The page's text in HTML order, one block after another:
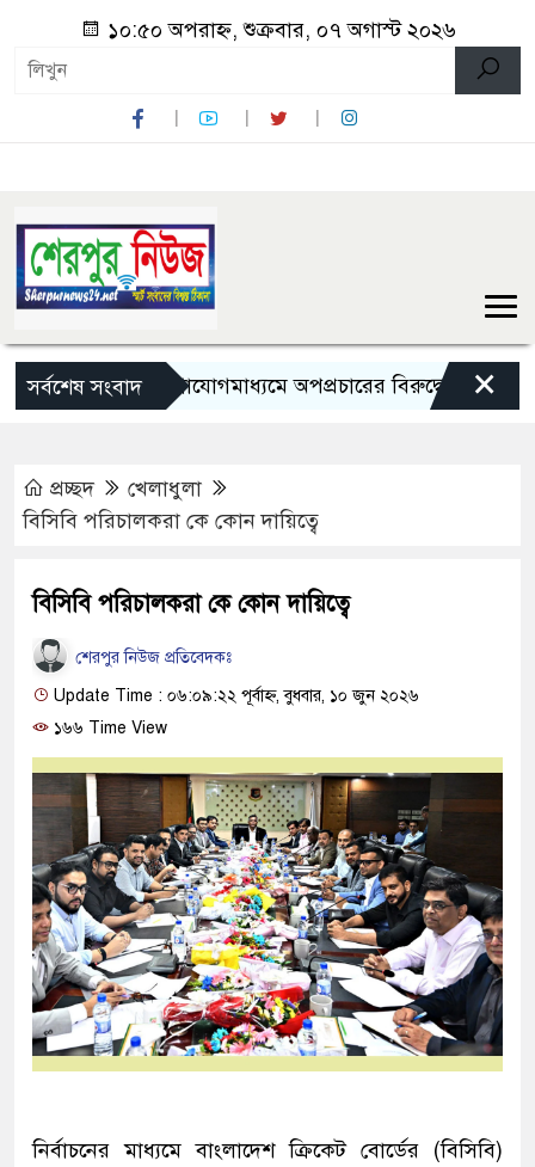
১০:৫০ অপরাহ্ন, শুক্রবার, ০৭ অগাস্ট ২০২৬
সর্বশেষ সংবাদ
সামাজিক যোগাযোগমাধ্যমে অপপ্রচারের বিরুদ্ধে সতর্ক থাকার
×
প্রচ্ছদ
খেলাধুলা
বিসিবি পরিচালকরা কে কোন দায়িত্বে
বিসিবি পরিচালকরা কে কোন দায়িত্বে
শেরপুর নিউজ প্রতিবেদকঃ
Update Time : ০৬:০৯:২২ পূর্বাহ্ন, বুধবার, ১০ জুন ২০২৬
১৬৬ Time View
নির্বাচনের মাধ্যমে বাংলাদেশ ক্রিকেট বোর্ডের (বিসিবি)